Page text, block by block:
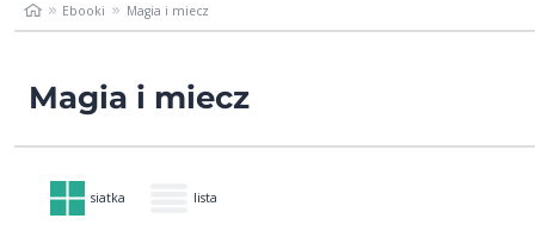
Ebooki Magia i miecz
Magia i miecz
siatka lista